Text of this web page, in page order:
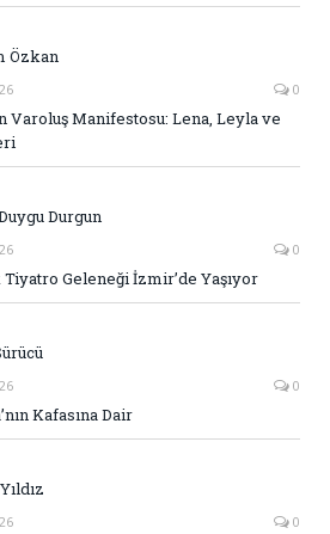
Özkan
0
Varoluş Manifestosu: Lena, Leyla ve
Durgun
0
Tiyatro Geleneği İzmir’de Yaşıyor
0
Kafasına Dair
0